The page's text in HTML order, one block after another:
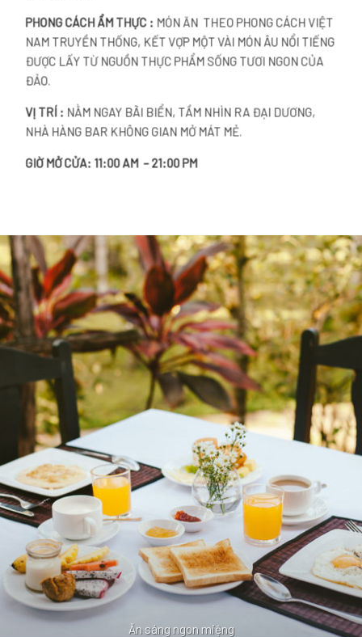
PHONG CÁCH ẨM THỰC : MÓN ĂN THEO PHONG CÁCH VIỆT
NAM TRUYỀN THỐNG, KẾT VỢP MỘT VÀI MÓN ÂU NỔI TIẾNG
ĐƯỢC LẤY TỪ NGUỒN THỰC PHẨM SỐNG TƯƠI NGON CỦA
ĐẢO.
VỊ TRÍ : NẰM NGAY BÃI BIỂN, TẦM NHÌN RA ĐẠI DƯƠNG,
NHÀ HÀNG BAR KHÔNG GIAN MỞ MÁT MẺ.
GIỜ MỞ CỬA: 11:00 AM – 21:00 PM
Ăn sáng ngon miệng